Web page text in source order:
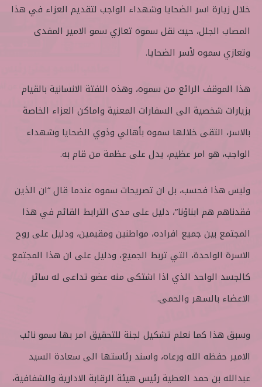
و
ر
ر
د
ا
ك
ت
و
خلال زيارة اسر الضحايا وشهداء الواجب لتقديم العزاء في هذا
المصاب الجلل، حيث نقل سموه تعازي سمو الامير المفدى
وتعازي سموه لأسر الضحايا.
هذا الموقف الرائع من سموه، وهذه اللفتة الانسانية بالقيام
بزيارات شخصية الى السفارات المعنية واماكن العزاء الخاصة
بالاسر، التقى خلالها سموه بأهالي وذوي الضحايا وشهداء
الواجب، هو امر عظيم، يدل على عظمة من قام به.
وليس هذا فحسب، بل ان تصريحات سموه عندما قال “ان الذين
فقدناهم هم ابناؤنا”، دليل على مدى الترابط القائم في هذا
المجتمع بين جميع افراده، مواطنين ومقيمين، ودليل على روح
الاسرة الواحدة، التي تربط الجميع، ودليل على ان هذا المجتمع
كالجسد الواحد الذي اذا اشتكى منه عضو تداعى له سائر
الاعضاء بالسهر والحمى.
وسبق هذا كما نعلم تشكيل لجنة للتحقيق امر بها سمو نائب
الامير حفظه الله ورعاه، واسند رئاستها الى سعادة السيد
عبدالله بن حمد العطية رئيس هيئة الرقابة الادارية والشفافية،